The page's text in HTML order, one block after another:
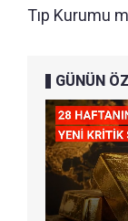
Tıp Kurumu
GÜNÜN